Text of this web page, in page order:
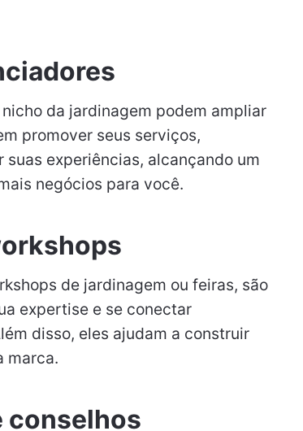
da jardinagem podem ampliar
promover seus serviços,
experiências, alcançando um
negócios para você.
de jardinagem ou feiras, são
expertise e se conectar
disso, eles ajudam a construir
marca.
conselhos